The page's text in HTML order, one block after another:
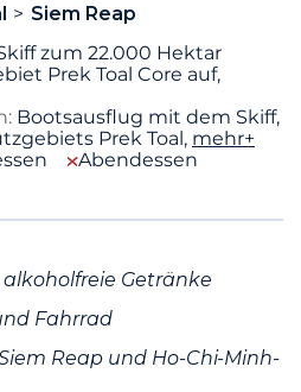
Siem Reap
zum 22.000 Hektar
Prek Toal Core auf,
Bootsausflug mit dem Skiff,
Prek Toal, mehr+
Abendessen
Getränke
Fahrrad
Reap und Ho-Chi-Minh-